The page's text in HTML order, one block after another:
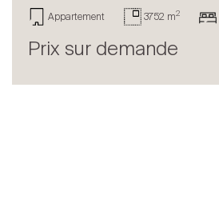
Appartement 3752 m2
Prix sur demande